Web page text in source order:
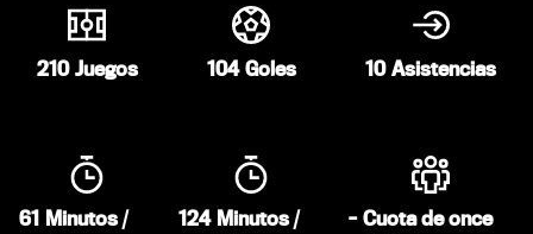
210 Juegos 104 Goles 10 Asistencias
61
Minutos /
124 Minutos /
- Cuota de once